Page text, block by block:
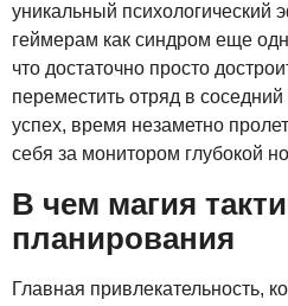
уникальный психологический
геймерам как синдром еще
что достаточно просто
переместить отряд в
успех, время незаметно
себя за монитором глубокой
В чем магия
планирования
Главная привлекательность,